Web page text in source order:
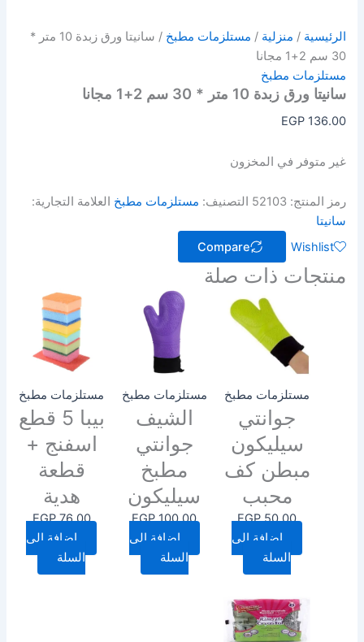
الرئيسية / منزلية / مستلزمات مطبخ
/ سانيتا ورق زبدة 10 متر *
30 سم 2+1 مجانا
مستلزمات مطبخ
سانيتا ورق زبدة 10 متر * 30 سم 2+1 مجانا
EGP136.00
غير متوفر في المخزون
رمز المنتج: 52103 التصنيف: مستلزمات مطبخ
العلامة التجارية:
سانيتا
Wishlist
Compare
منتجات ذات صلة
مستلزمات مطبخ
جوانتي
سيليكون
مبطن كف
محبب
EGP50.00
إضافة إلى
السلة
مستلزمات مطبخ
الشيف
جوانتي
مطبخ
سيليكون
EGP100.00
إضافة إلى
السلة
مستلزمات مطبخ
بيبا 5 قطع
اسفنج +
قطعة
هدية
EGP76.00
إضافة إلى
السلة